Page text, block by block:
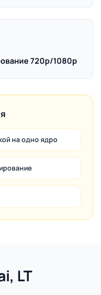
720p/1080p
на одно ядро
LT